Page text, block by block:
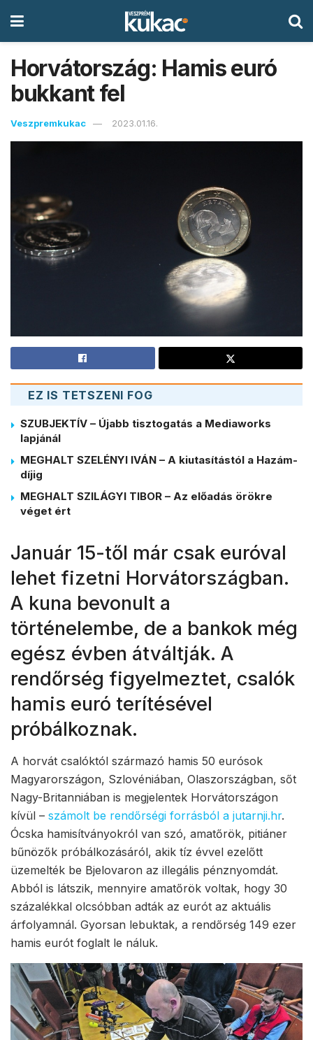
Horvátország: Hamis euró
bukkant fel
Veszpremkukac 2023.01.16.
EZ IS TETSZENI FOG
SZUBJEKTÍV – Újabb tisztogatás a Mediaworks
lapjánál
MEGHALT SZELÉNYI IVÁN – A kiutasítástól a Hazám-
díjig
MEGHALT SZILÁGYI TIBOR – Az előadás örökre
véget ért
Január 15-től már csak euróval
lehet fizetni Horvátországban.
A kuna bevonult a
történelembe, de a bankok még
egész évben átváltják. A
rendőrség figyelmeztet, csalók
hamis euró terítésével
próbálkoznak.
A horvát csalóktól származó hamis 50 eurósok
Magyarországon, Szlovéniában, Olaszországban, sőt
Nagy-Britanniában is megjelentek Horvátországon
kívül – számolt be rendőrségi forrásból a jutarnji.hr.
Ócska hamisítványokról van szó, amatőrök, pitiáner
bűnözők próbálkozásáról, akik tíz évvel ezelőtt
üzemelték be Bjelovaron az illegális pénznyomdát.
Abból is látszik, mennyire amatőrök voltak, hogy 30
százalékkal olcsóbban adták az eurót az aktuális
árfolyamnál. Gyorsan lebuktak, a rendőrség 149 ezer
hamis eurót foglalt le náluk.